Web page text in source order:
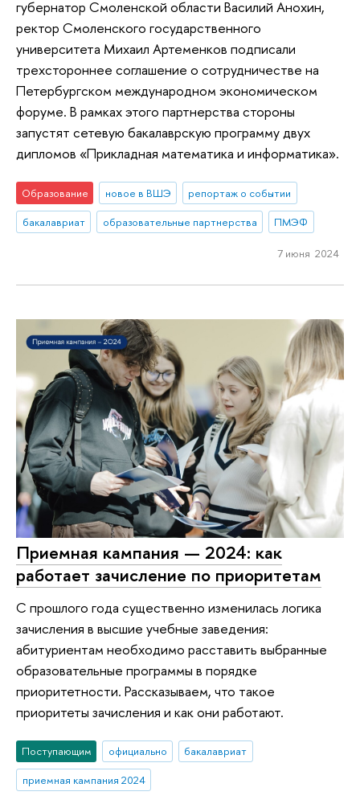
губернатор Смоленской области Василий Анохин,
ректор Смоленского государственного
университета Михаил Артеменков подписали
трехстороннее соглашение о сотрудничестве на
Петербургском международном экономическом
форуме. В рамках этого партнерства стороны
запустят сетевую бакалаврскую программу двух
дипломов «Прикладная математика и информатика».
Образование новое в ВШЭ
репортаж о событии
бакалавриат
образовательные партнерства ПМЭФ
7 июня 2024
Приемная кампания — 2024: как
работает зачисление по приоритетам
С прошлого года существенно изменилась логика
зачисления в высшие учебные заведения:
абитуриентам необходимо расставить выбранные
образовательные программы в порядке
приоритетности. Рассказываем, что такое
приоритеты зачисления и как они работают.
Поступающим официально
бакалавриат
приемная кампания 2024